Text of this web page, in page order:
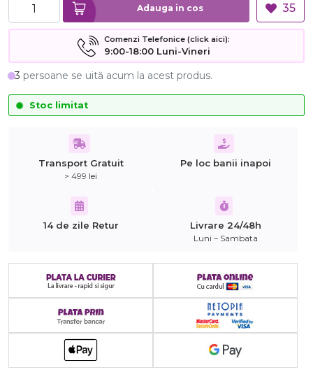
Adauga in cos 35
Comenzi Telefonice (click aici):
9:00-18:00 Luni-Vineri
3 persoane se uită acum la acest produs.
Stoc limitat
Transport Gratuit
> 499 lei
Pe loc banii inapoi
14 de zile Retur Livrare 24/48h
Luni – Sambata